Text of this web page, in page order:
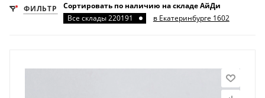
ФИЛЬТР
Сортировать по наличию на складе АйДи
Все склады 220191
в Екатеринбурге 1602